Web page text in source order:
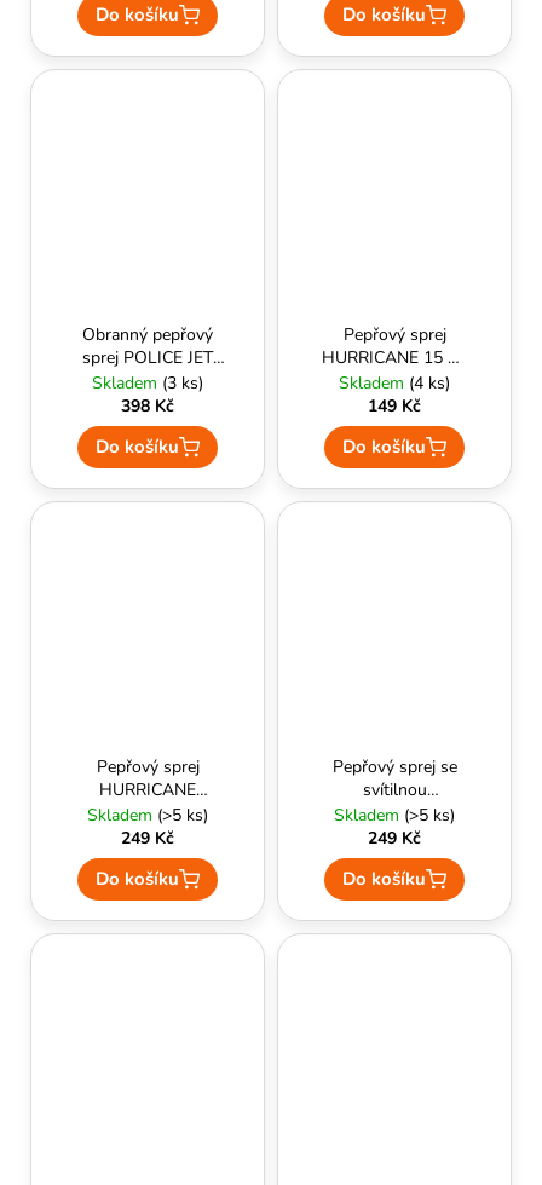
Do košíku Do košíku
Obranný pepřový
sprej POLICE JET
360° (45ml) - ESP
Skladem (3 ks)
398 Kč
Do košíku
Pepřový sprej
HURRICANE 15 ml
(oleoresin capsicum
(10% OC)) - ESP
Skladem (4 ks)
149 Kč
Do košíku
Pepřový sprej
HURRICANE
FLASHLIGHT 15 ml
(růžový) - ESP
Skladem (>5 ks)
249 Kč
Do košíku
Pepřový sprej se
svítilnou
HURRICANE
FLASHLIGHT 15 ml
(SFL-02) - ESP
Skladem (>5 ks)
249 Kč
Do košíku